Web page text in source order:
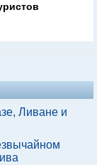
Ливане и